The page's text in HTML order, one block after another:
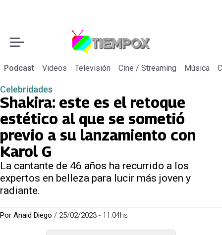
Podcast Videos Televisión Cine / Streaming Música
Celebridades
Shakira: este es el retoque
estético al que se sometió
previo a su lanzamiento con
Karol G
La cantante de 46 años ha recurrido a los
expertos en belleza para lucir más joven y
radiante.
Por Anaid Diego / 25/02/2023 - 11:04hs